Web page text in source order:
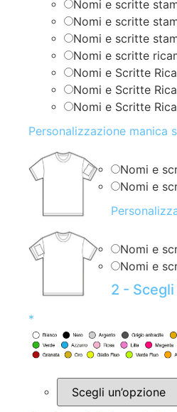
Nomi e scritte
Nomi e scritte
Nomi e scritte
Nomi e scritte
Nomi e Scritte
Nomi e Scritte
Nomi e Scritte
Personalizzazione manica
Nomi e
Nomi e
Nomi e
Nomi e
2 -
*